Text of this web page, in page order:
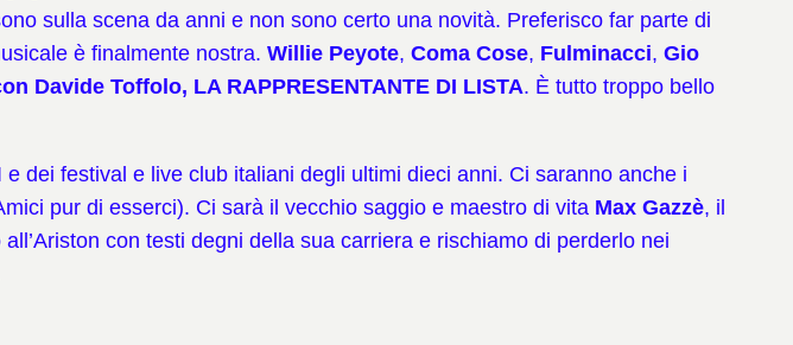
sulla scena da anni e non sono certo una novità. Preferisco far parte di
è finalmente nostra. Willie Peyote, Coma Cose, Fulminacci, Gio
Davide Toffolo, LA RAPPRESENTANTE DI LISTA. È tutto troppo bello
dei festival e live club italiani degli ultimi dieci anni. Ci saranno anche i
pur di esserci). Ci sarà il vecchio saggio e maestro di vita Max Gazzè, il
con testi degni della sua carriera e rischiamo di perderlo nei